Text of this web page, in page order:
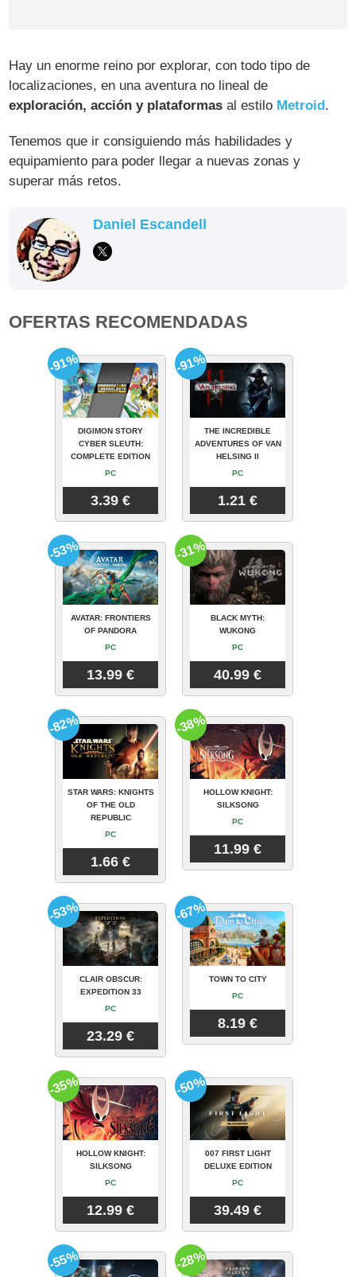
Hay un enorme reino por explorar, con todo tipo de
localizaciones, en una aventura no lineal de
exploración, acción y plataformas al estilo Metroid .
Tenemos que ir consiguiendo más habilidades y
equipamiento para poder llegar a nuevas zonas y
superar más retos.
Daniel Escandell
OFERTAS RECOMENDADAS
DIGIMON STORY
CYBER SLEUTH:
COMPLETE EDITION
PC
3.39 €
-91%
THE INCREDIBLE
ADVENTURES OF VAN
HELSING II
PC
1.21 €
-91%
AVATAR: FRONTIERS
OF PANDORA
PC
13.99 €
-53%
BLACK MYTH:
WUKONG
PC
40.99 €
-31%
STAR WARS: KNIGHTS
OF THE OLD
REPUBLIC
PC
1.66 €
-82%
HOLLOW KNIGHT:
SILKSONG
PC
11.99 €
-38%
CLAIR OBSCUR:
EXPEDITION 33
PC
23.29 €
-53%
TOWN TO CITY
PC
8.19 €
-67%
HOLLOW KNIGHT:
SILKSONG
PC
12.99 €
-35%
007 FIRST LIGHT
DELUXE EDITION
PC
39.49 €
-50%
-55% -28%